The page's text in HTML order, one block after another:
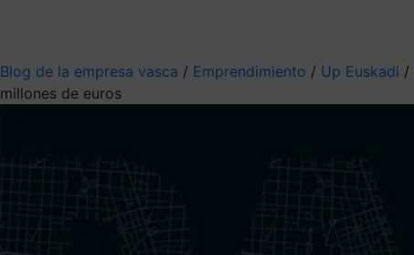
Blog de la empresa vasca / Emprendimiento / Up Euskadi /
millones de euros